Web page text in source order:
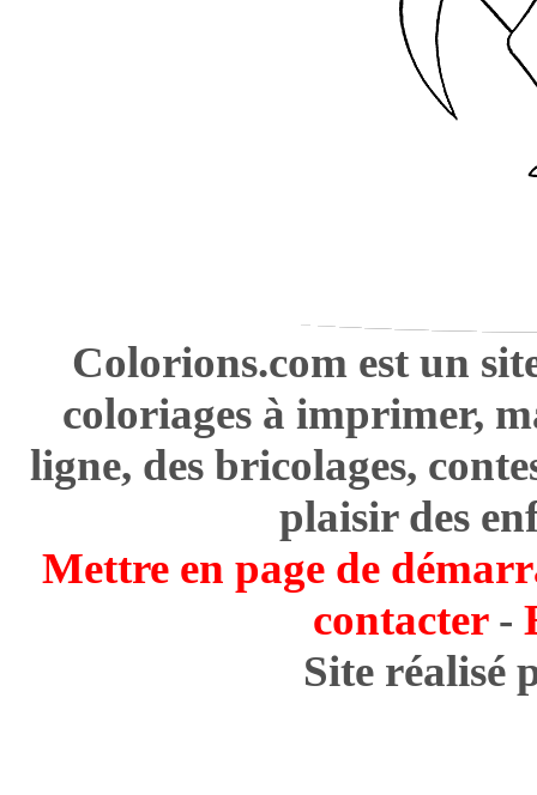
Colorions.com est un
coloriages à imprimer,
ligne, des bricolages,
plaisir des
Mettre en page de
contacter-
Site réalisé